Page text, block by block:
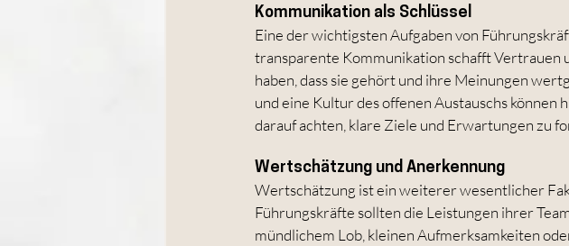
Kommunikation als Schlüssel
Eine der wichtigsten Aufgaben von
transparente Kommunikation schafft Vertrauen
haben, dass sie gehört und ihre Meinungen
und eine Kultur des offenen Austauschs
darauf achten, klare Ziele und Erwartungen zu
Wertschätzung und Anerkennung
Wertschätzung ist ein weiterer wesentlicher
Führungskräfte sollten die Leistungen ihrer
mündlichem Lob, kleinen Aufmerksamkeiten